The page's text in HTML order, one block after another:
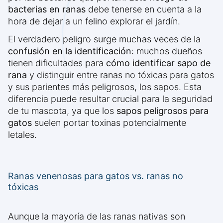
bacterias en ranas debe tenerse en cuenta a la
hora de dejar a un felino explorar el jardín.
El verdadero peligro surge muchas veces de la
confusión en la identificación: muchos dueños
tienen dificultades para cómo identificar sapo de
rana y distinguir entre ranas no tóxicas para gatos
y sus parientes más peligrosos, los sapos. Esta
diferencia puede resultar crucial para la seguridad
de tu mascota, ya que los sapos peligrosos para
gatos suelen portar toxinas potencialmente
letales.
Ranas venenosas para gatos vs. ranas no
tóxicas
Aunque la mayoría de las ranas nativas son